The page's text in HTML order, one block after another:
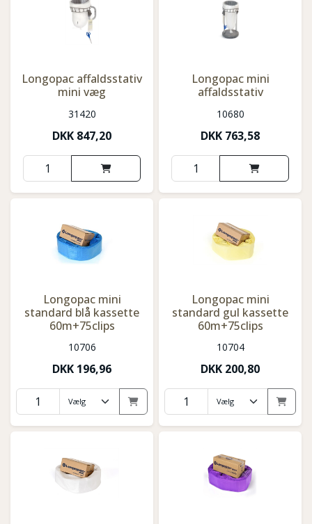
Longopac affaldsstativ
mini væg
31420
DKK 847,20
Longopac mini
affaldsstativ
10680
DKK 763,58
Longopac mini
standard blå kassette
60m+75clips
10706
DKK 196,96
Longopac mini
standard gul kassette
60m+75clips
10704
DKK 200,80